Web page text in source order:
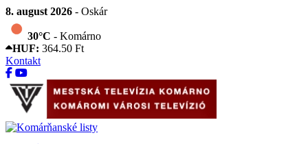
8. august 2026 - Oskár
30°C - Komárno
HUF: 364.50 Ft
Kontakt